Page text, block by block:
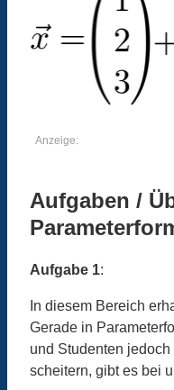
Anzeige:
Aufgaben /
Aufgabe 1:
In diesem Bereich
Gerade in
und Studenten
scheitern, gibt es bei